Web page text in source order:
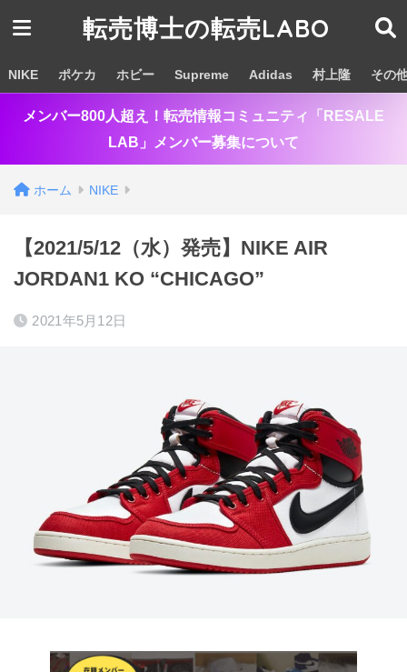
転売博士の転売LABO
NIKE ポケカ ホビー Supreme Adidas 村上隆 その
メンバー800人超え！転売情報コミュニティ「RESALE
LAB」メンバー募集について
ホーム NIKE
【2021/5/12（水）発売】NIKE AIR
JORDAN1 KO “CHICAGO”
2021年5月12日